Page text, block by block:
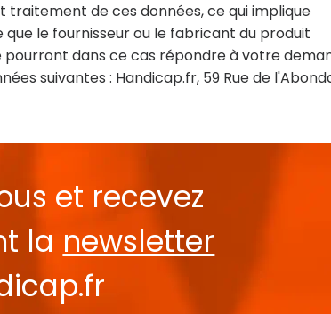
de ces données, ce qui implique
le fournisseur ou le fabricant du produit
dans ce cas répondre à votre
suivantes : Handicap.fr, 59 Rue de
et recevez
la newsletter